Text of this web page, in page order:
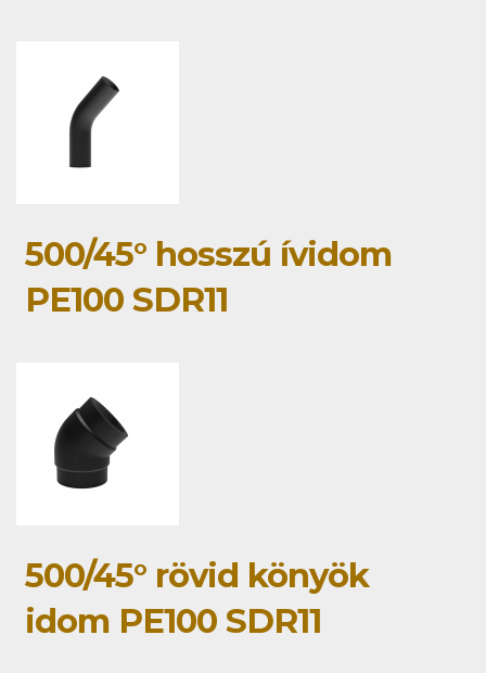
500/45° hosszú ívidom
PE100 SDR11
500/45° rövid könyök
idom PE100 SDR11